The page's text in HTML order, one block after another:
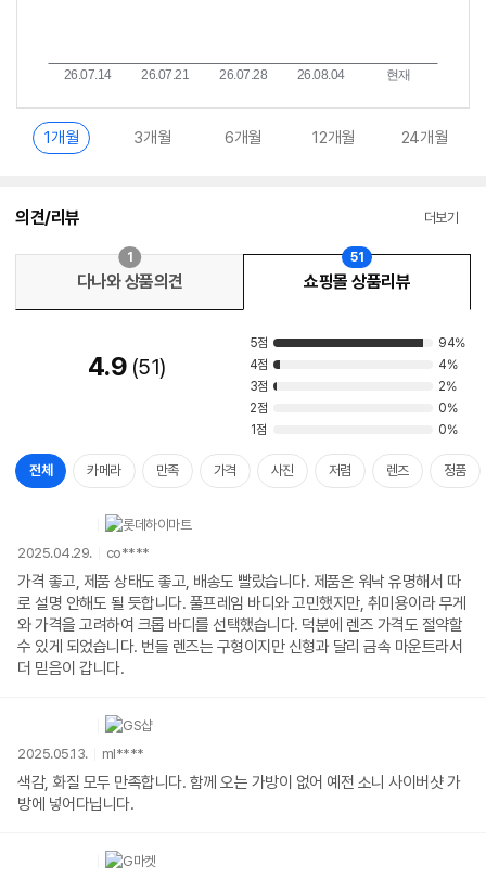
1개월 3개월 6개월 12개월 24개월
의견/리뷰 더보기
다나와 상품의견
1
쇼핑몰 상품리뷰
51
4.9 51
5점
94%
4점
4%
3점
2%
2점
0%
1점
0%
전체 카메라 만족 가격 사진 저렴 렌즈 정품
2025.04.29. co****
가격 좋고, 제품 상태도 좋고, 배송도 빨랐습니다. 제품은 워낙 유명해서 따
로 설명 안해도 될 듯합니다. 풀프레임 바디와 고민했지만, 취미용이라 무게
와 가격을 고려하여 크롭 바디를 선택했습니다. 덕분에 렌즈 가격도 절약할
수 있게 되었습니다. 번들 렌즈는 구형이지만 신형과 달리 금속 마운트라서
더 믿음이 갑니다.
2025.05.13. ml****
색감, 화질 모두 만족합니다. 함께 오는 가방이 없어 예전 소니 사이버샷 가
방에 넣어다닙니다.